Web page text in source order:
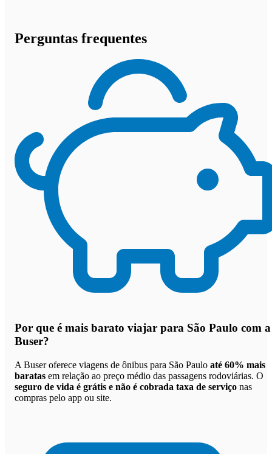
Perguntas frequentes
Por que é mais barato viajar para São Paulo com a
Buser?
A Buser oferece viagens de ônibus para São Paulo até 60% mais
baratas em relação ao preço médio das passagens rodoviárias. O
seguro de vida é grátis e não é cobrada taxa de serviço nas
compras pelo app ou site.